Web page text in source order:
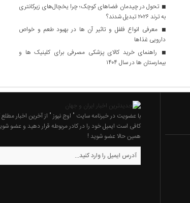
تحول در چیدمان فضاهای کوچک؛ چرا یخچال‌های زیرکانتری
به ترند ۲۰۲۶ تبدیل شدند؟
معرفی انواع فلفل و تاثیر آن ‌ها در بهبود طعم و خواص
دارویی غذاها
راهنمای خرید کالای پزشکی مصرفی برای کلینیک ها و
بیمارستان ها در سال ۱۴۰۴
با عضویت در خبرنامه سایت " اوج نیوز " از آخرین اخبار
کافی است ایمیل خود را در کادر مربوطه قرار دهید و عضو
همین حالا عضو شوید !